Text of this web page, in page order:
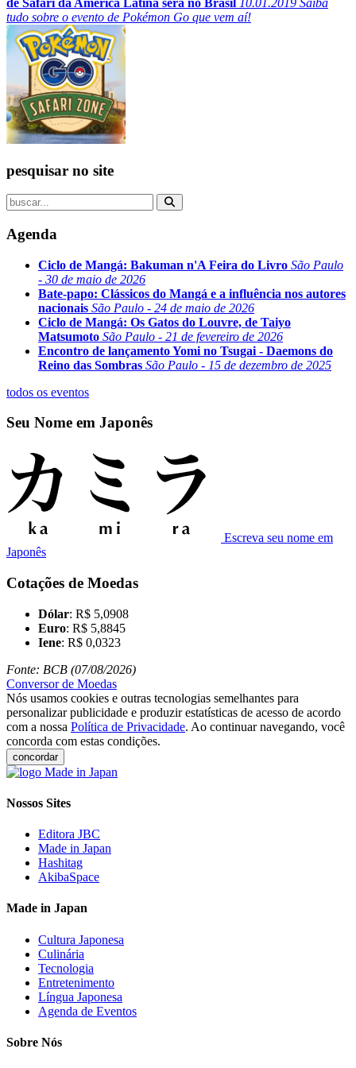
tudo sobre o evento de Pokémon Go que vem aí!
pesquisar no site
Agenda
Ciclo de Mangá: Bakuman n'A Feira do Livro São Paulo
- 30 de maio de 2026
Bate-papo: Clássicos do Mangá e a influência nos autores
nacionais São Paulo - 24 de maio de 2026
Ciclo de Mangá: Os Gatos do Louvre, de Taiyo
Matsumoto São Paulo - 21 de fevereiro de 2026
Encontro de lançamento Yomi no Tsugai - Daemons do
Reino das Sombras São Paulo - 15 de dezembro de 2025
todos os eventos
Seu Nome em Japonês
Escreva seu nome em
Japonês
Cotações de Moedas
Dólar: R$ 5,0908
Euro: R$ 5,8845
Iene: R$ 0,0323
Fonte: BCB (07/08/2026)
Conversor de Moedas
Nós usamos cookies e outras tecnologias semelhantes para
personalizar publicidade e produzir estatísticas de acesso de acordo
com a nossa Política de Privacidade. Ao continuar navegando, você
concorda com estas condições.
concordar
Nossos Sites
Editora JBC
Made in Japan
Hashitag
AkibaSpace
Made in Japan
Cultura Japonesa
Culinária
Tecnologia
Entretenimento
Língua Japonesa
Agenda de Eventos
Sobre Nós